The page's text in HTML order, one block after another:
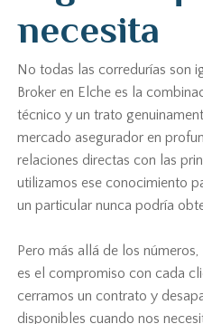
necesita
No todas las corredurías son
Broker en Elche es la
técnico y un trato
mercado asegurador en
relaciones directas con las
utilizamos ese conocimiento
un particular nunca podría
Pero más allá de los
es el compromiso con cada
cerramos un contrato y
disponibles cuando nos